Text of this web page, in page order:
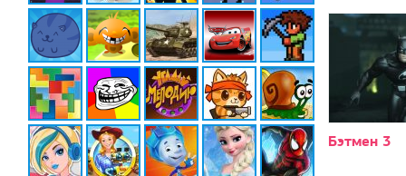
Бэтмен 3